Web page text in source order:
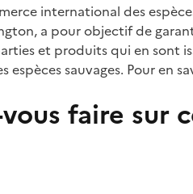
international des
a pour objectif de
et produits qui en sont
sauvages. Pour en
faire sur